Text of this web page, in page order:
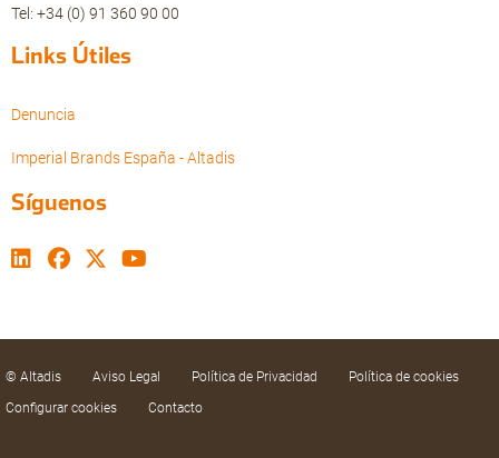
Tel: +34 (0) 91 360 90 00
Links Útiles
Denuncia
Imperial Brands España - Altadis
Síguenos
© Altadis Aviso Legal Política de Privacidad
Política de cookies
Configurar cookies
Contacto